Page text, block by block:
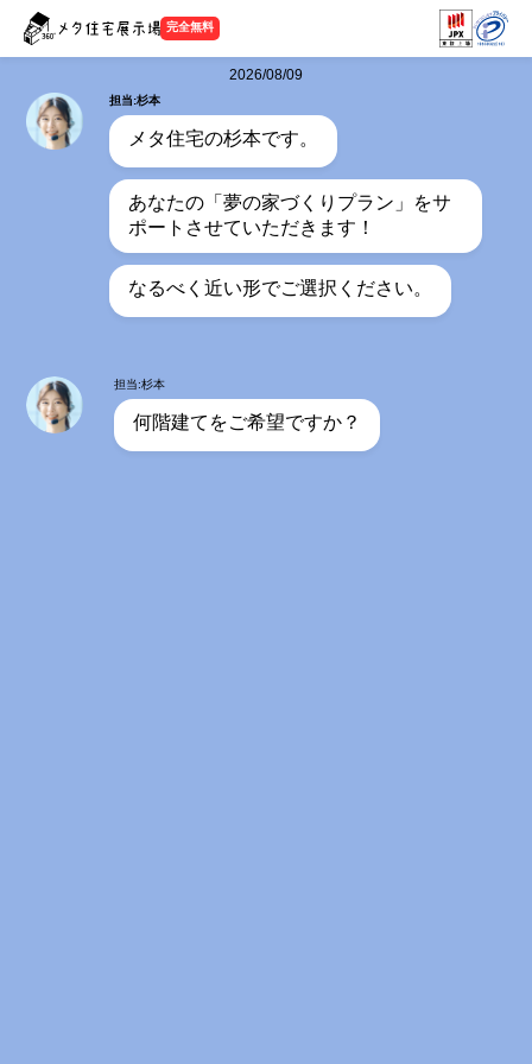
完全無料
2026/08/09
担当:杉本
メタ住宅の杉本です。
あなたの「夢の家づくりプラン」をサ
ポートさせていただきます！
なるべく近い形でご選択ください。
担当:杉本
何階建てをご希望ですか？